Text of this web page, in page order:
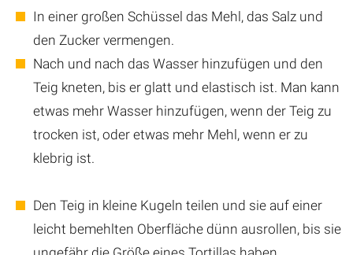
In einer großen Schüssel das Mehl, das Salz und
den Zucker vermengen.
Nach und nach das Wasser hinzufügen und den
Teig kneten, bis er glatt und elastisch ist. Man kann
etwas mehr Wasser hinzufügen, wenn der Teig zu
trocken ist, oder etwas mehr Mehl, wenn er zu
klebrig ist.
Den Teig in kleine Kugeln teilen und sie auf einer
leicht bemehlten Oberfläche dünn ausrollen, bis sie